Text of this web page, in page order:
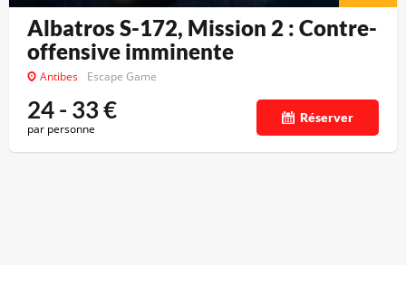
Albatros S-172, Mission 2 : Contre-
offensive imminente
Antibes Escape Game
24 - 33€
par personne
Réserver